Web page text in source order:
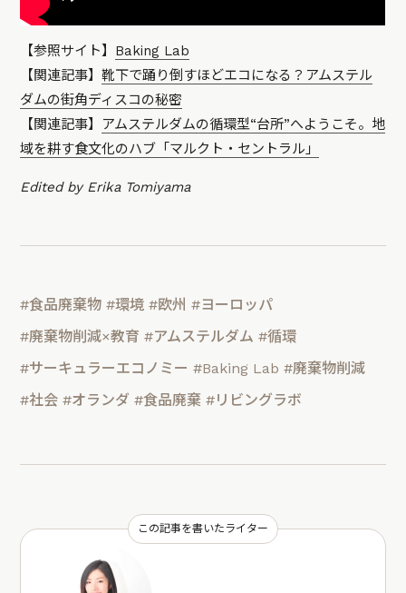
【参照サイト】 Baking Lab
【関連記事】靴下で踊り倒すほどエコになる？アムステル
ダムの街角ディスコの秘密
【関連記事】 アムステルダムの循環型“台所”へようこそ。地
域を耕す食文化のハブ「マルクト・セントラル」
Edited by Erika Tomiyama
#食品廃棄物 #環境 #欧州 #ヨーロッパ
#廃棄物削減×教育 #アムステルダム #循環
#サーキュラーエコノミー #Baking Lab #廃棄物削減
#社会 #オランダ #食品廃棄 #リビングラボ
この記事を書いたライター